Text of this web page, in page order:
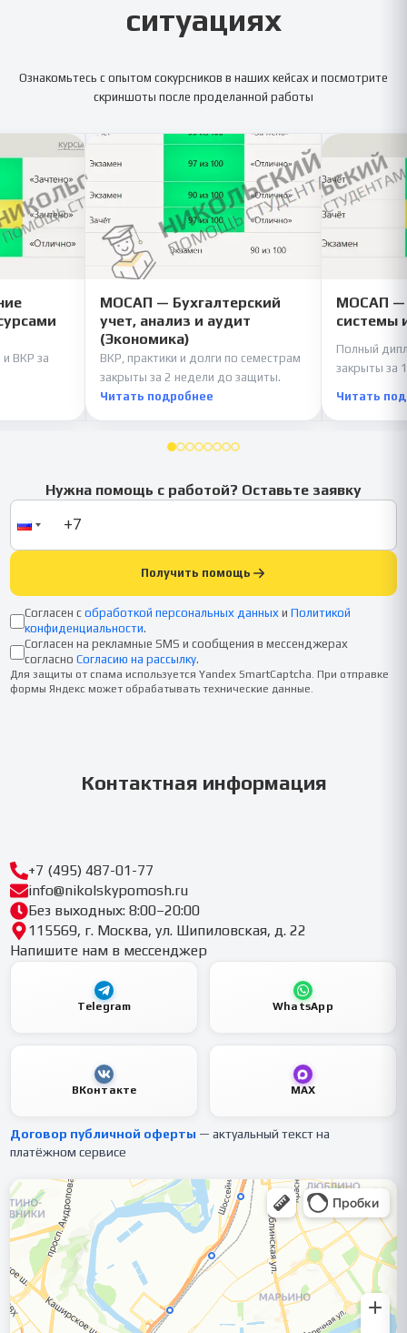
ситуациях
Ознакомьтесь с опытом сокурсников в наших кейсах и посмотрите
скриншоты после проделанной работы
и ВКР за
МОСАП — Бухгалтерский
учет, анализ и аудит
(Экономика)
ВКР, практики и долги по семестрам
закрыты за 2 недели до защиты.
Читать подробнее
МОСАП —
системы
Полный
закрыты за
Читать
Нужна помощь с работой? Оставьте заявку
Получить помощь
Согласен с обработкой персональных данных и Политикой
конфиденциальности.
Согласен на рекламные SMS и сообщения в мессенджерах
согласно Согласию на рассылку.
Для защиты от спама используется Yandex SmartCaptcha. При отправке
формы Яндекс может обрабатывать технические данные.
Контактная информация
+7 (495) 487-01-77
info@nikolskypomosh.ru
Без выходных: 8:00–20:00
115569, г. Москва, ул. Шипиловская, д. 22
Напишите нам в мессенджер
Telegram WhatsApp
ВКонтакте MAX
Договор публичной оферты — актуальный текст на
платёжном сервисе